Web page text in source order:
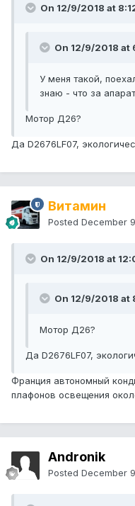
On 12/9/2018 at
On 12/9/2018 at
У меня такой,
знаю - что за
Мотор Д26?
Да D2676LF07,
Витамин
Posted December
On 12/9/2018 at
On 12/9/2018 at
Мотор Д26?
Да D2676LF07,
Франция автономный
плафонов освещения
Andronik
Posted December